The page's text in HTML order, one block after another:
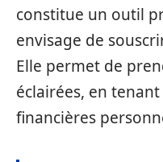
constitue un outil
envisage de
Elle permet de
éclairées, en
financières